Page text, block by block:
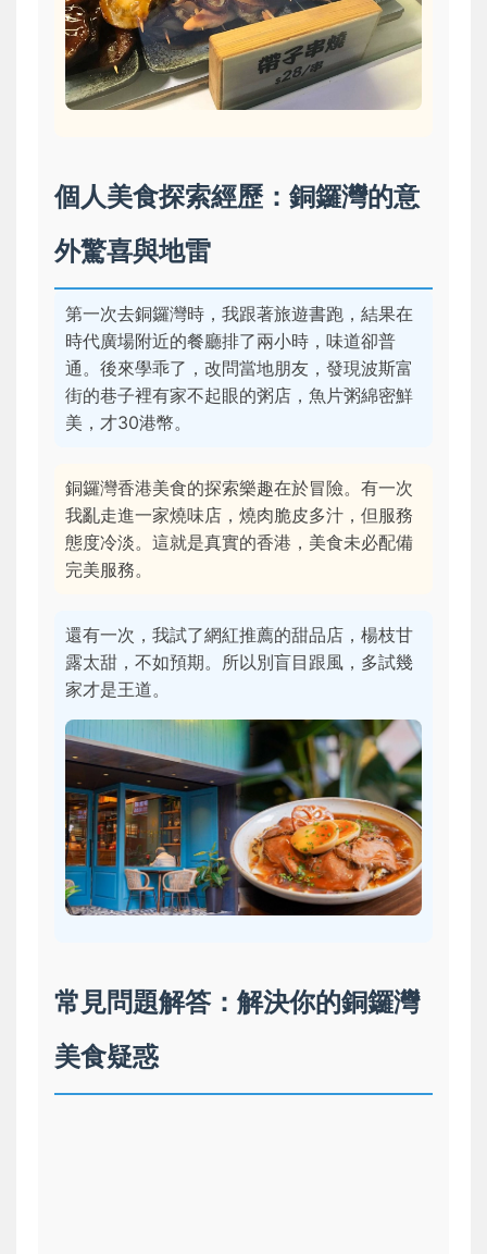
個人美食探索經歷：銅鑼灣的意
外驚喜與地雷
第一次去銅鑼灣時，我跟著旅遊書跑，結果在
時代廣場附近的餐廳排了兩小時，味道卻普
通。後來學乖了，改問當地朋友，發現波斯富
街的巷子裡有家不起眼的粥店，魚片粥綿密鮮
美，才30港幣。
銅鑼灣香港美食的探索樂趣在於冒險。有一次
我亂走進一家燒味店，燒肉脆皮多汁，但服務
態度冷淡。這就是真實的香港，美食未必配備
完美服務。
還有一次，我試了網紅推薦的甜品店，楊枝甘
露太甜，不如預期。所以別盲目跟風，多試幾
家才是王道。
常見問題解答：解決你的銅鑼灣
美食疑惑